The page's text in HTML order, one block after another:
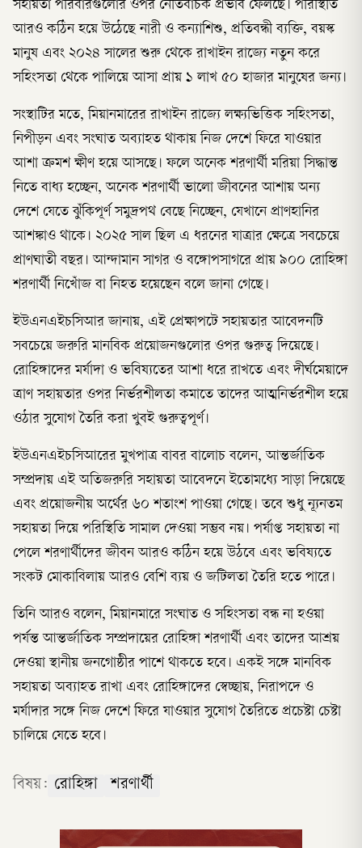
সহায়তা পরিবারগুলোর ওপর নেতিবাচক প্রভাব ফেলছে। পরিস্থিতি
আরও কঠিন হয়ে উঠেছে নারী ও কন্যাশিশু, প্রতিবন্ধী ব্যক্তি, বয়স্ক
মানুষ এবং ২০২৪ সালের শুরু থেকে রাখাইন রাজ্যে নতুন করে
সহিংসতা থেকে পালিয়ে আসা প্রায় ১ লাখ ৫০ হাজার মানুষের জন্য।
সংস্থাটির মতে, মিয়ানমারের রাখাইন রাজ্যে লক্ষ্যভিত্তিক সহিংসতা,
নিপীড়ন এবং সংঘাত অব্যাহত থাকায় নিজ দেশে ফিরে যাওয়ার
আশা ক্রমশ ক্ষীণ হয়ে আসছে। ফলে অনেক শরণার্থী মরিয়া সিদ্ধান্ত
নিতে বাধ্য হচ্ছেন, অনেক শরণার্থী ভালো জীবনের আশায় অন্য
দেশে যেতে ঝুঁকিপূর্ণ সমুদ্রপথ বেছে নিচ্ছেন, যেখানে প্রাণহানির
আশঙ্কাও থাকে। ২০২৫ সাল ছিল এ ধরনের যাত্রার ক্ষেত্রে সবচেয়ে
প্রাণঘাতী বছর। আন্দামান সাগর ও বঙ্গোপসাগরে প্রায় ৯০০ রোহিঙ্গা
শরণার্থী নিখোঁজ বা নিহত হয়েছেন বলে জানা গেছে।
ইউএনএইচসিআর জানায়, এই প্রেক্ষাপটে সহায়তার আবেদনটি
সবচেয়ে জরুরি মানবিক প্রয়োজনগুলোর ওপর গুরুত্ব দিয়েছে।
রোহিঙ্গাদের মর্যাদা ও ভবিষ্যতের আশা ধরে রাখতে এবং দীর্ঘমেয়াদে
ত্রাণ সহায়তার ওপর নির্ভরশীলতা কমাতে তাদের আত্মনির্ভরশীল হয়ে
ওঠার সুযোগ তৈরি করা খুবই গুরুত্বপূর্ণ।
ইউএনএইচসিআরের মুখপাত্র বাবর বালোচ বলেন, আন্তর্জাতিক
সম্প্রদায় এই অতিজরুরি সহায়তা আবেদনে ইতোমধ্যে সাড়া দিয়েছে
এবং প্রয়োজনীয় অর্থের ৬০ শতাংশ পাওয়া গেছে। তবে শুধু ন্যূনতম
সহায়তা দিয়ে পরিস্থিতি সামাল দেওয়া সম্ভব নয়। পর্যাপ্ত সহায়তা না
পেলে শরণার্থীদের জীবন আরও কঠিন হয়ে উঠবে এবং ভবিষ্যতে
সংকট মোকাবিলায় আরও বেশি ব্যয় ও জটিলতা তৈরি হতে পারে।
তিনি আরও বলেন, মিয়ানমারে সংঘাত ও সহিংসতা বন্ধ না হওয়া
পর্যন্ত আন্তর্জাতিক সম্প্রদায়ের রোহিঙ্গা শরণার্থী এবং তাদের আশ্রয়
দেওয়া স্থানীয় জনগোষ্ঠীর পাশে থাকতে হবে। একই সঙ্গে মানবিক
সহায়তা অব্যাহত রাখা এবং রোহিঙ্গাদের স্বেচ্ছায়, নিরাপদে ও
মর্যাদার সঙ্গে নিজ দেশে ফিরে যাওয়ার সুযোগ তৈরিতে প্রচেষ্টা চেষ্টা
চালিয়ে যেতে হবে।
বিষয়: রোহিঙ্গা শরণার্থী